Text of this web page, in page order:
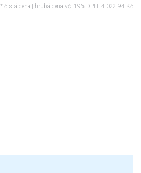
* čistá cena | hrubá cena vč. 19% DPH: 4 022,94 Kč